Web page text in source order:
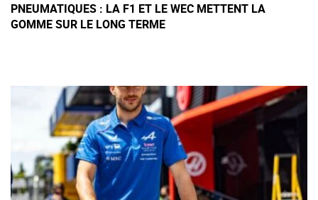
PNEUMATIQUES : LA F1 ET LE WEC METTENT LA
GOMME SUR LE LONG TERME